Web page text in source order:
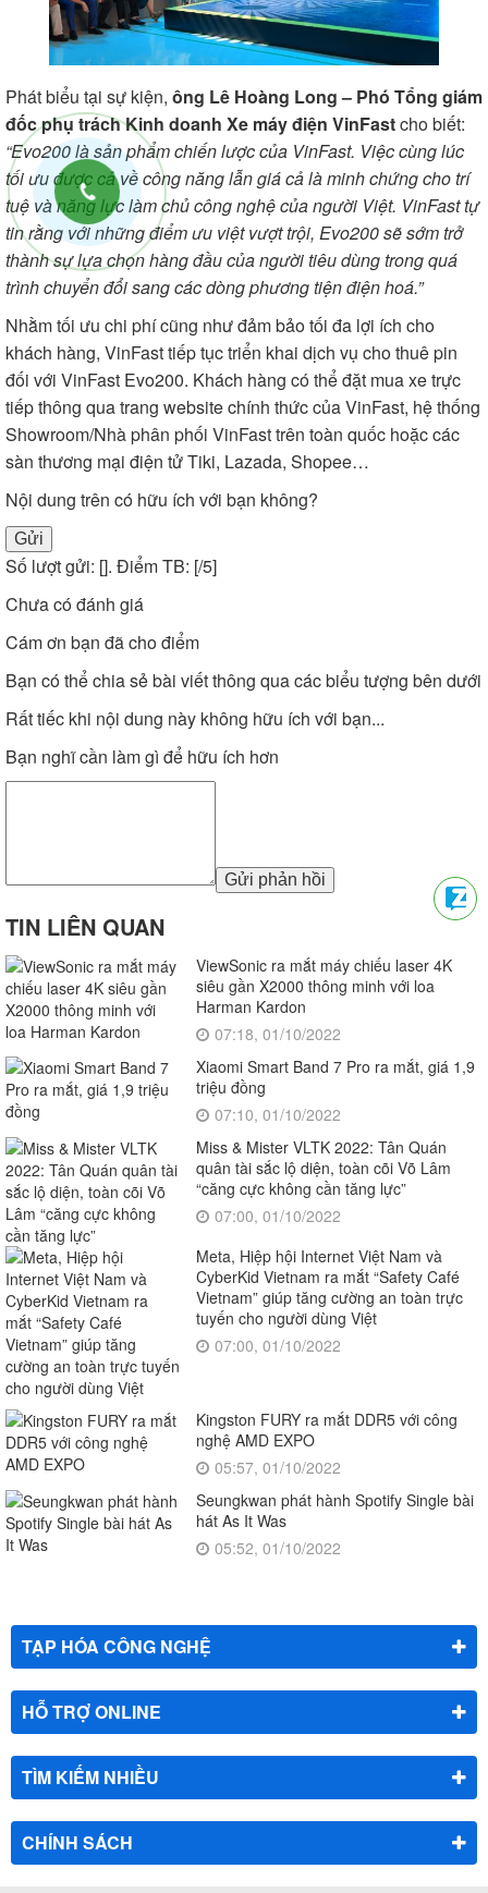
Phát biểu tại sự kiện, ông Lê Hoàng Long – Phó Tổng giám
đốc phụ trách Kinh doanh Xe máy điện VinFastcho biết:
“Evo200 là sản phẩm chiến lược của VinFast. Việc cùng lúc
tối ưu được cả về công năng lẫn giá cả là minh chứng cho trí
tuệ và năng lực làm chủ công nghệ của người Việt. VinFast tự
tin rằng với những điểm ưu việt vượt trội, Evo200 sẽ sớm trở
thành sự lựa chọn hàng đầu của người tiêu dùng trong quá
trình chuyển đổi sang các dòng phương tiện điện hoá.”
Nhằm tối ưu chi phí cũng như đảm bảo tối đa lợi ích cho
khách hàng, VinFast tiếp tục triển khai dịch vụ cho thuê pin
đối với VinFast Evo200. Khách hàng có thể đặt mua xe trực
tiếp thông qua trang website chính thức của VinFast, hệ thống
Showroom/Nhà phân phối VinFast trên toàn quốc hoặc các
sàn thương mại điện tử Tiki, Lazada, Shopee…
Nội dung trên có hữu ích với bạn không?
Gửi
Số lượt gửi: []. Điểm TB: [/5]
Chưa có đánh giá
Cám ơn bạn đã cho điểm
Bạn có thể chia sẻ bài viết thông qua các biểu tượng bên dưới
Rất tiếc khi nội dung này không hữu ích với bạn...
Bạn nghĩ cần làm gì để hữu ích hơn
Gửi phản hồi
TIN LIÊN QUAN
ViewSonic ra mắt máy chiếu laser 4K
siêu gần X2000 thông minh với loa
Harman Kardon
07:18, 01/10/2022
Xiaomi Smart Band 7 Pro ra mắt, giá 1,9
triệu đồng
07:10, 01/10/2022
Miss & Mister VLTK 2022: Tân Quán
quân tài sắc lộ diện, toàn cõi Võ Lâm
“căng cực không cần tăng lực”
07:00, 01/10/2022
Meta, Hiệp hội Internet Việt Nam và
CyberKid Vietnam ra mắt “Safety Café
Vietnam” giúp tăng cường an toàn trực
tuyến cho người dùng Việt
07:00, 01/10/2022
Kingston FURY ra mắt DDR5 với công
nghệ AMD EXPO
05:57, 01/10/2022
Seungkwan phát hành Spotify Single bài
hát As It Was
05:52, 01/10/2022
TẠP HÓA CÔNG NGHỆ
HỖ TRỢ ONLINE
TÌM KIẾM NHIỀU
CHÍNH SÁCH